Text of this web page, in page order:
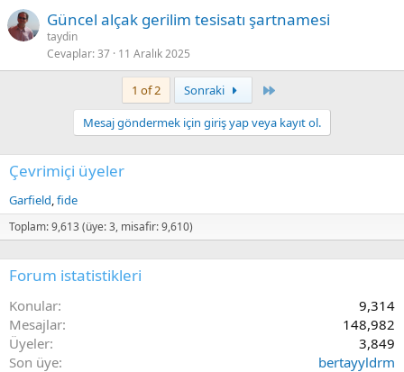
Güncel alçak gerilim tesisatı şartnamesi
taydin
Cevaplar 37 11 Aralık 2025
1 of 2 Sonraki
Mesaj göndermek için giriş yap veya kayıt ol.
Çevrimiçi üyeler
Garfield fide
Toplam: 9,613 (üye: 3, misafir: 9,610)
Forum istatistikleri
Konular
9,314
Mesajlar
148,982
Üyeler
3,849
Son üye
bertayyldrm